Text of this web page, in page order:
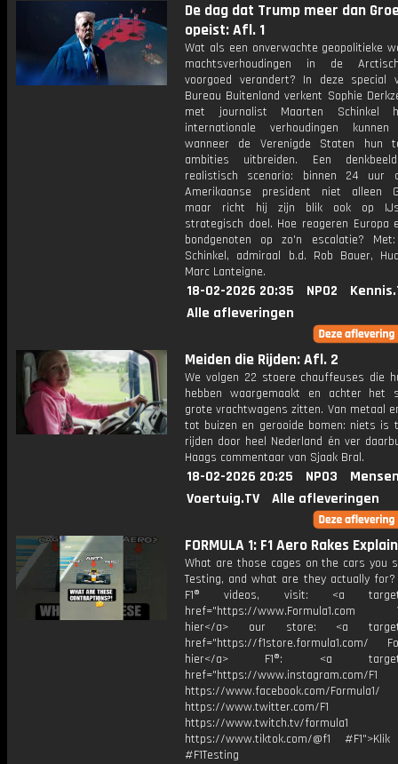
De dag dat Trump meer dan
opeist: Afl. 1
Wat als een onverwachte geopolitieke
machtsverhoudingen in de
voorgoed verandert? In deze special
Bureau Buitenland verkent Sophie
met journalist Maarten Schinkel
internationale verhoudingen kunnen
wanneer de Verenigde Staten hun
ambities uitbreiden. Een
realistisch scenario: binnen 24 uur
Amerikaanse president niet alleen
maar richt hij zijn blik ook op
strategisch doel. Hoe reageren Europa
bondgenoten op zo'n escalatie?
Schinkel, admiraal b.d. Rob Bauer,
Marc Lanteigne.
18-02-2026 20:35 NPO2
Alle afleveringen
Meiden die Rijden: Afl. 2
We volgen 22 stoere chauffeuses die
hebben waargemaakt en achter het
grote vrachtwagens zitten. Van metaal
tot buizen en gerooide bomen: niets is
rijden door heel Nederland én ver
Haags commentaar van Sjaak Bral.
18-02-2026 20:25 NPO3
Voertuig.TV
Alle afleveringen
FORMULA 1: F1 Aero Rakes
What are those cages on the cars you
Testing, and what are they actually
F1® videos, visit: <a
href="https://www.Formula1.com
hier</a> our store: <a
href="https://f1store.formula1.com/
hier</a> F1®: <a
href="https://www.instagram.com/F1
https://www.facebook.com/Formula1/
https://www.twitter.com/F1
https://www.twitch.tv/formula1
https://www.tiktok.com/@f1
#F1Testing